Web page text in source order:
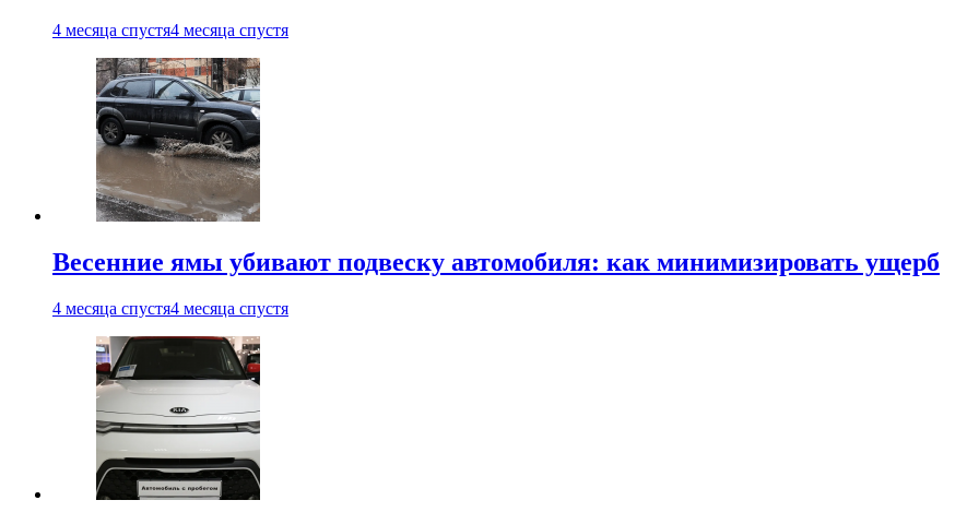
4 месяца спустя4 месяца спустя
Весенние ямы убивают подвеску автомобиля: как минимизировать ущерб
4 месяца спустя4 месяца спустя